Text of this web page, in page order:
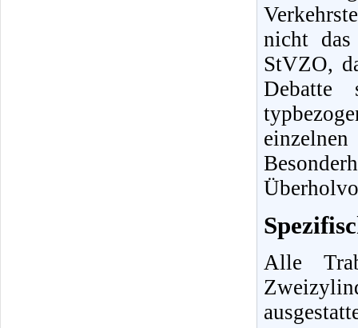
nicht das
StVZO,
Debatte
Alle